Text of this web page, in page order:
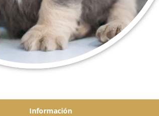
Información